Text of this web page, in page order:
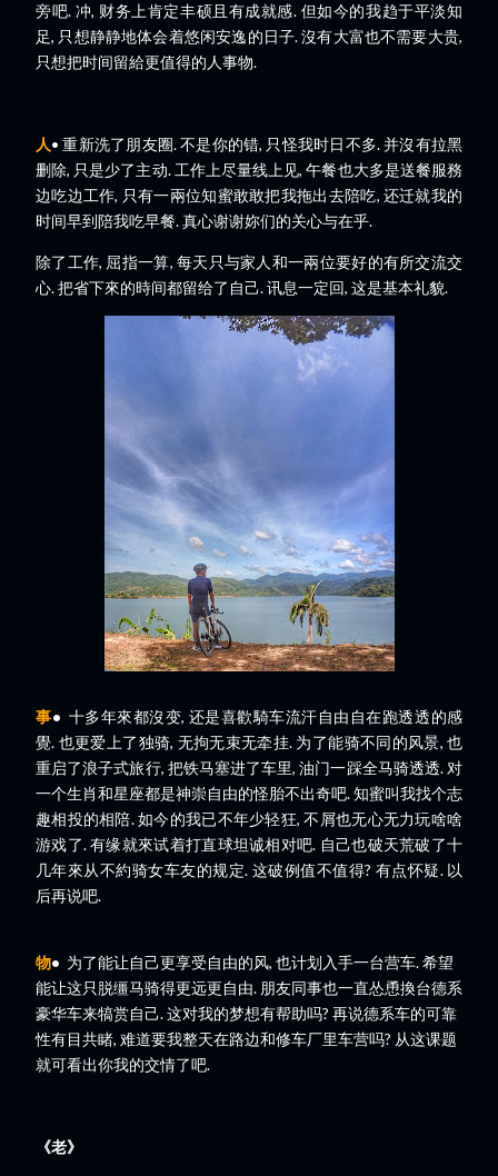
旁吧. 冲, 财务上肯定丰硕且有成就感. 但如今的我趋于平淡知
足, 只想静静地体会着悠闲安逸的日子. 沒有大富也不需要大贵,
只想把时间留給更值得的人事物.
人• 重新洗了朋友圈. 不是你的错, 只怪我时日不多. 并沒有拉黑
删除, 只是少了主动. 工作上尽量线上见, 午餐也大多是送餐服務
边吃边工作, 只有一兩位知蜜敢敢把我拖出去陪吃, 还迁就我的
时间早到陪我吃早餐. 真心谢谢妳们的关心与在乎.
除了工作, 屈指一算, 每天只与家人和一兩位要好的有所交流交
心. 把省下來的時间都留给了自己. 讯息一定回, 这是基本礼貌.
事• 十多年來都沒变, 还是喜歡騎车流汗自由自在跑透透的感
覺. 也更爱上了独骑, 无拘无束无牵挂. 为了能骑不同的风景, 也
重启了浪子式旅行, 把铁马塞进了车里, 油门一踩全马骑透透. 对
一个生肖和星座都是神崇自由的怪胎不出奇吧. 知蜜叫我找个志
趣相投的相陪. 如今的我已不年少轻狂, 不屑也无心无力玩啥啥
游戏了. 有缘就來试着打直球坦诚相对吧. 自己也破天荒破了十
几年來从不約骑女车友的规定. 这破例值不值得? 有点怀疑. 以
后再说吧.
物• 为了能让自己更享受自由的风, 也计划入手一台营车. 希望
能让这只脱缰马骑得更远更自由. 朋友同事也一直怂恿換台德系
豪华车来犒赏自己. 这对我的梦想有帮助吗? 再说德系车的可靠
性有目共睹, 难道要我整天在路边和修车厂里车营吗? 从这课题
就可看出你我的交情了吧.
《老》